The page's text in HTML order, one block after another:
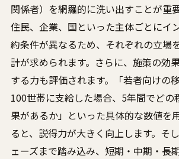
関係者）を網羅的に洗い出すことが重
住民、企業、国といった主体ごとにイ
約条件が異なるため、それぞれの立場
計が求められます。さらに、施策の効
する力も評価されます。「若者向けの
100世帯に支給した場合、5年間でどの
果があるか」といった具体的な数値を
ると、説得力が大きく向上します。そ
ェーズまで踏み込み、短期・中期・長